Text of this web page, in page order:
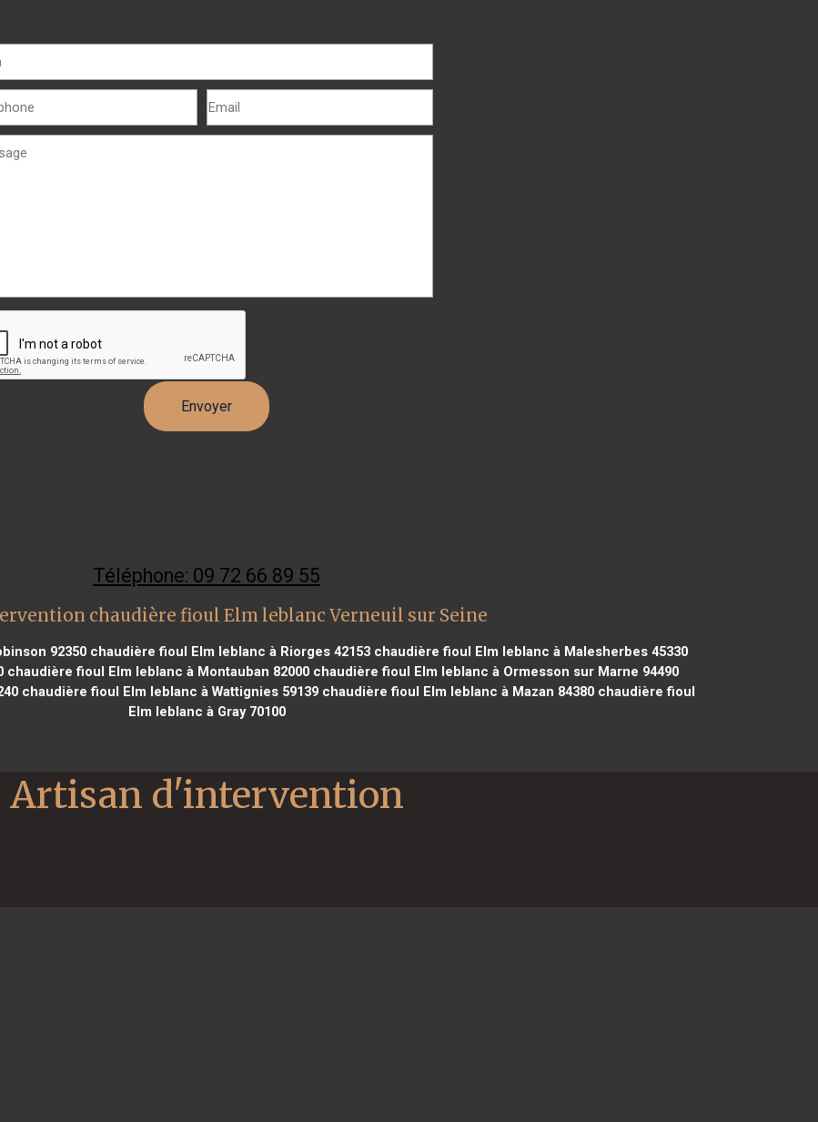
Téléphone: 09 72 66 89 55
chaudière fioul Elm leblanc Verneuil sur Seine
92350chaudière fioul Elm leblanc à Riorges 42153chaudière fioul Elm leblanc à Malesherbes 45330
chaudière fioul Elm leblanc à Montauban 82000chaudière fioul Elm leblanc à Ormesson sur Marne 94490
chaudière fioul Elm leblanc à Wattignies 59139chaudière fioul Elm leblanc à Mazan 84380chaudière fioul
Elm leblanc à Gray 70100
Artisan d'intervention